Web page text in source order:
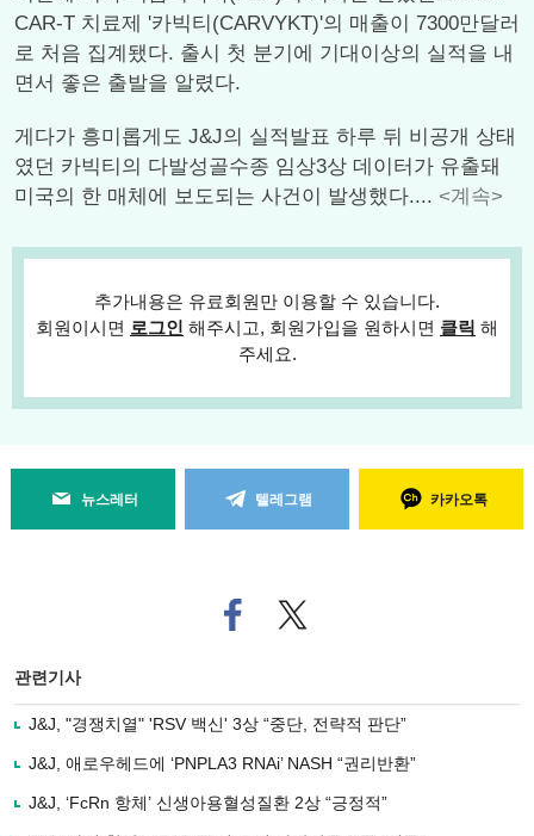
CAR-T 치료제 '카빅티(CARVYKT)'의 매출이 7300만달러
로 처음 집계됐다. 출시 첫 분기에 기대이상의 실적을 내
면서 좋은 출발을 알렸다.
게다가 흥미롭게도 J&J의 실적발표 하루 뒤 비공개 상태
였던 카빅티의 다발성골수종 임상3상 데이터가 유출돼
미국의 한 매체에 보도되는 사건이 발생했다.... <계속>
추가내용은 유료회원만 이용할 수 있습니다.
회원이시면 로그인 해주시고, 회원가입을 원하시면 클릭 해
주세요.
뉴스레터 텔레그램 카카오톡
페
이
로
사
유
트위
터로
관련기사
J&J, "경쟁치열" 'RSV 백신' 3상 “중단, 전략적 판단”
J&J, 애로우헤드에 ‘PNPLA3 RNAi’ NASH “권리반환”
J&J, ‘FcRn 항체’ 신생아용혈성질환 2상 “긍정적”